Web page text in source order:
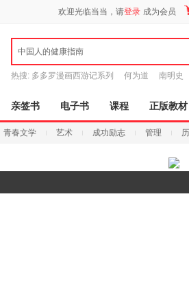
欢迎光临当当，请登录 成为会员
中国人的健康指南
热搜: 多多罗漫画西游记系列 何为道 南明史
亲签书 电子书 课程 正版教材
青春文学 艺术 成功励志 管理